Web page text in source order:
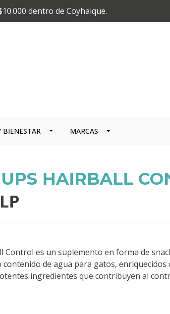
dentro de Coyhaique.
BIENESTAR MARCAS
HAIRBALL
Control es un suplemento en forma de
contenido de agua para gatos, enriquecidos
ingredientes que contribuyen al